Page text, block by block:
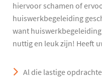
hiervoor schamen of
huiswerkbegeleiding
want
nuttig en leuk zijn! Heeft
Al die lastige